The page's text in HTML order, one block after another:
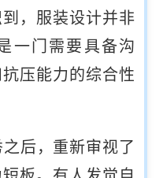
，服装设计并非
一门需要具备沟
压能力的综合性
后，重新审视了